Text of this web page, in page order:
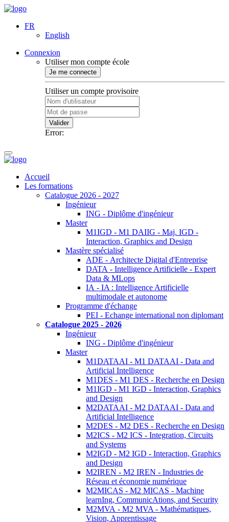
FR
English
Connexion
Utiliser mon compte école
Je me connecte
Utiliser un compte provisoire
Valider
Error:
Accueil
Les formations
Catalogue 2026 - 2027
Ingénieur
ING - Diplôme d'ingénieur
Master
M1IGD - M1 DAIIG - Maj. IGD -
Interaction, Graphics and Design
Mastère spécialisé
ADE - Architecte Digital d'Entreprise
DATA - Intelligence Artificielle - Expert
Data & MLops
IA - IA : Intelligence Artificielle
multimodale et autonome
Programme d'échange
PEI - Echange international non diplomant
Catalogue 2025 - 2026
Ingénieur
ING - Diplôme d'ingénieur
Master
M1DATAAI - M1 DATAAI - Data and
Artificial Intelligence
M1DES - M1 DES - Recherche en Design
M1IGD - M1 IGD - Interaction, Graphics
and Design
M2DATAAI - M2 DATAAI - Data and
Artificial Intelligence
M2DES - M2 DES - Recherche en Design
M2ICS - M2 ICS - Integration, Circuits
and Systems
M2IGD - M2 IGD - Interaction, Graphics
and Design
M2IREN - M2 IREN - Industries de
Réseau et économie numérique
M2MICAS - M2 MICAS - Machine
learnIng, CommunicAtions, and Security
M2MVA - M2 MVA - Mathématiques,
Vision, Apprentissage